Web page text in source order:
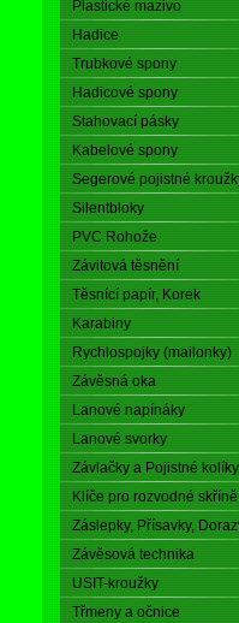
Plastické mazivo
Hadice
Trubkové spony
Hadicové spony
Stahovací pásky
Kabelové spony
Segerové pojistné
Silentbloky
PVC Rohože
Závitová těsnění
Těsnící papír, Korek
Karabiny
Rychlospojky (mailonky)
Závěsná oka
Lanové napínáky
Lanové svorky
Závlačky a Pojistné kolíky
Klíče pro rozvodné skříně
Záslepky, Přísavky,
Závěsová technika
USIT-kroužky
Třmeny a očnice